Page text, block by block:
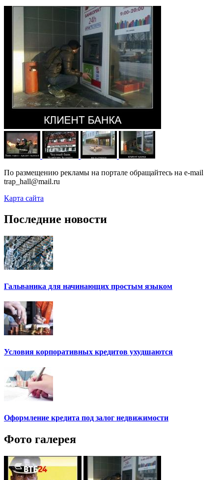
По размещению рекламы на портале обращайтесь на e-mail
trap_hall@mail.ru
Карта сайта
Последние новости
Гальваника для начинающих простым языком
Условия корпоративных кредитов ухудшаются
Оформление кредита под залог недвижимости
Фото галерея